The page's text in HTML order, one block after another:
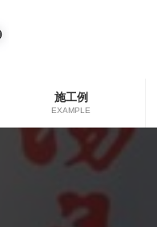
施工例
EXAMPLE